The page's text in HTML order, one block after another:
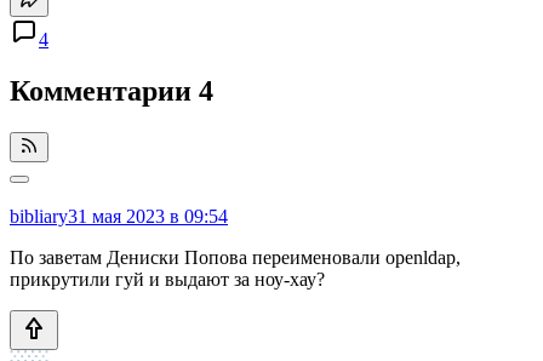
4
Комментарии 4
bibliary31 мая 2023 в 09:54
По заветам Дениски Попова переименовали openldap,
прикрутили гуй и выдают за ноу-хау?